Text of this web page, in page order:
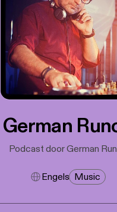
German
Podcast door German
Engels Music